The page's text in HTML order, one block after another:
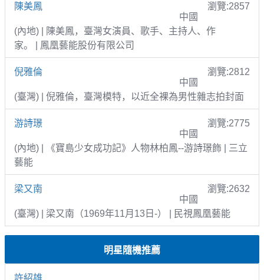
陳美鳳
瀏覽:2857
中國
(內地) | 陳美鳳，臺灣女演員、歌手、主持人、作
家。 | 鳳凰藝能股份有限公司
倪雅倫
瀏覽:2812
中國
(臺灣) | 倪雅倫，臺灣模特，以近全裸為男性雜志拍封面
游詩璟
瀏覽:2775
中國
(內地) | 《寶島少女成功記》人物林柏鳳--游詩璟飾 | 三立
藝能
梁又南
瀏覽:2632
中國
(臺灣) | 梁又南（1969年11月13日-） | 民視鳳凰藝能
明星隨機推薦
許紹雄